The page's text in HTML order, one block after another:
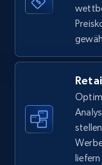
Walmart -
using specific
URL, Final price,
Specifications,
liefern